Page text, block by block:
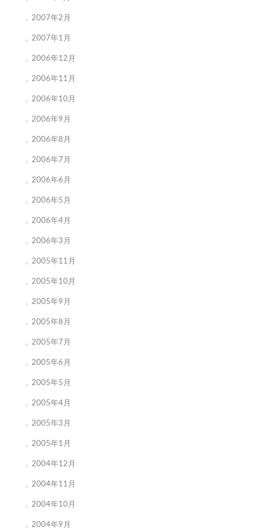
2007年2月
2007年1月
2006年12月
2006年11月
2006年10月
2006年9月
2006年8月
2006年7月
2006年6月
2006年5月
2006年4月
2006年3月
2005年11月
2005年10月
2005年9月
2005年8月
2005年7月
2005年6月
2005年5月
2005年4月
2005年3月
2005年1月
2004年12月
2004年11月
2004年10月
2004年9月